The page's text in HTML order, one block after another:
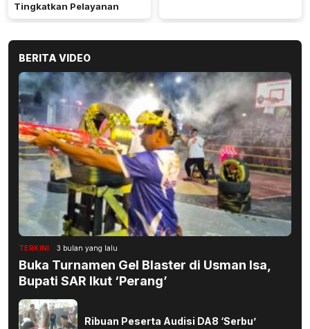
Tingkatkan Pelayanan
BERITA VIDEO
TERKINI 3 bulan yang lalu
Buka Turnamen Gel Blaster di Usman Isa,
Bupati SAR Ikut ‘Perang’
Ribuan Peserta Audisi DA8 ‘Serbu’